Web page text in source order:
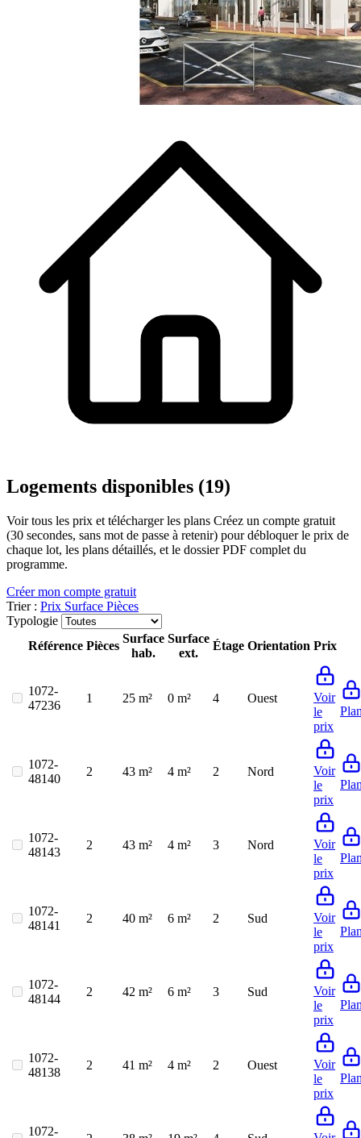
Logements disponibles (19)
Voir tous les prix et télécharger les plans Créez un compte gratuit
(30 secondes, sans mot de passe à retenir) pour débloquer le prix de
chaque lot, les plans détaillés, et le dossier PDF complet du
programme.
Créer mon compte gratuit
Trier : Prix Surface Pièces
Typologie
Référence Pièces
Surface
hab.
Surface
ext.
Étage Orientation Prix
1072-
47236
1 25 m² 0 m² 4 Ouest
Voir
le
prix
1072-
48140
2 43 m² 4 m² 2 Nord
Voir
le
prix
1072-
48143
2 43 m² 4 m² 3 Nord
Voir
le
prix
1072-
48141
2 40 m² 6 m² 2 Sud
Voir
le
prix
1072-
48144
2 42 m² 6 m² 3 Sud
Voir
le
prix
1072-
48138
2 41 m² 4 m² 2 Ouest
Voir
le
prix
1072-